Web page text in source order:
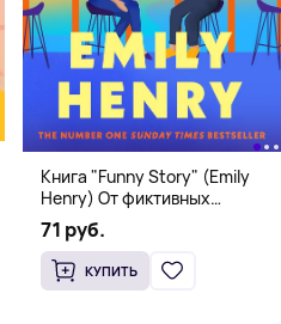
Книга "Funny Story" (Emily
Henry) От фиктивных
свиданий к реальной любви
71 руб.
КУПИТЬ